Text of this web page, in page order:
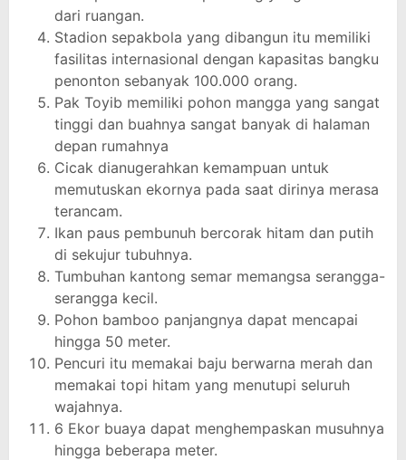
dari ruangan.
Stadion sepakbola yang dibangun itu memiliki
fasilitas internasional dengan kapasitas bangku
penonton sebanyak 100.000 orang.
Pak Toyib memiliki pohon mangga yang sangat
tinggi dan buahnya sangat banyak di halaman
depan rumahnya
Cicak dianugerahkan kemampuan untuk
memutuskan ekornya pada saat dirinya merasa
terancam.
Ikan paus pembunuh bercorak hitam dan putih
di sekujur tubuhnya.
Tumbuhan kantong semar memangsa serangga-
serangga kecil.
Pohon bamboo panjangnya dapat mencapai
hingga 50 meter.
Pencuri itu memakai baju berwarna merah dan
memakai topi hitam yang menutupi seluruh
wajahnya.
6 Ekor buaya dapat menghempaskan musuhnya
hingga beberapa meter.